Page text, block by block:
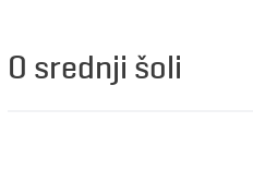
O srednji šoli